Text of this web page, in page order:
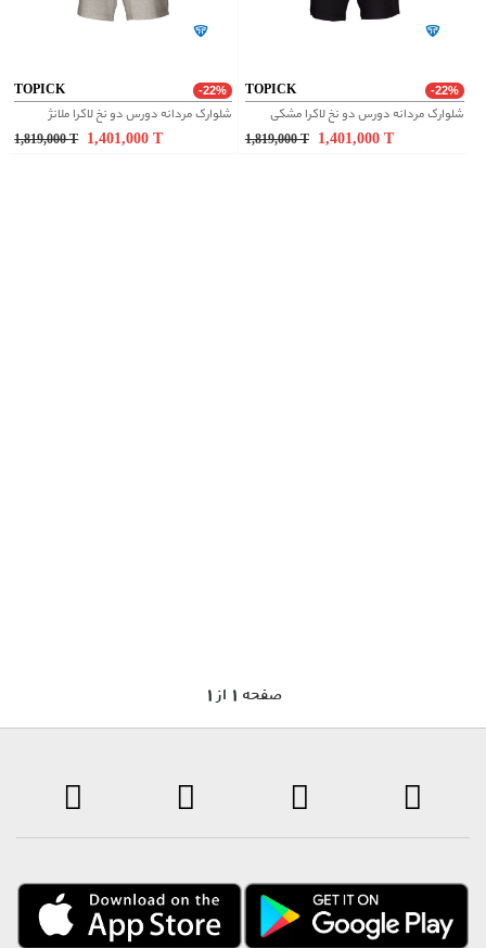
TOPICK -22%
شلوارک مردانه دورس دو نخ لاکرا ملانژ
1,819,000 T 1,401,000
TOPICK -22%
شلوارک مردانه دورس دو نخ لاکرا مشکی
1,819,000 T 1,401,000
1 صفحه 1 از